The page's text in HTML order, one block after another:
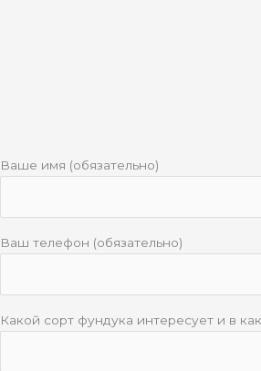
Ваше имя (обязательно)
Ваш телефон (обязательно)
Какой сорт фундука интересует и в